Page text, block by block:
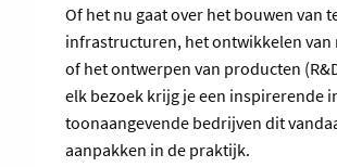
Of het nu gaat over het bouwen van
infrastructuren, het ontwikkelen van
of het ontwerpen van producten
elk bezoek krijg je een inspirerende
toonaangevende bedrijven dit
aanpakken in de praktijk.